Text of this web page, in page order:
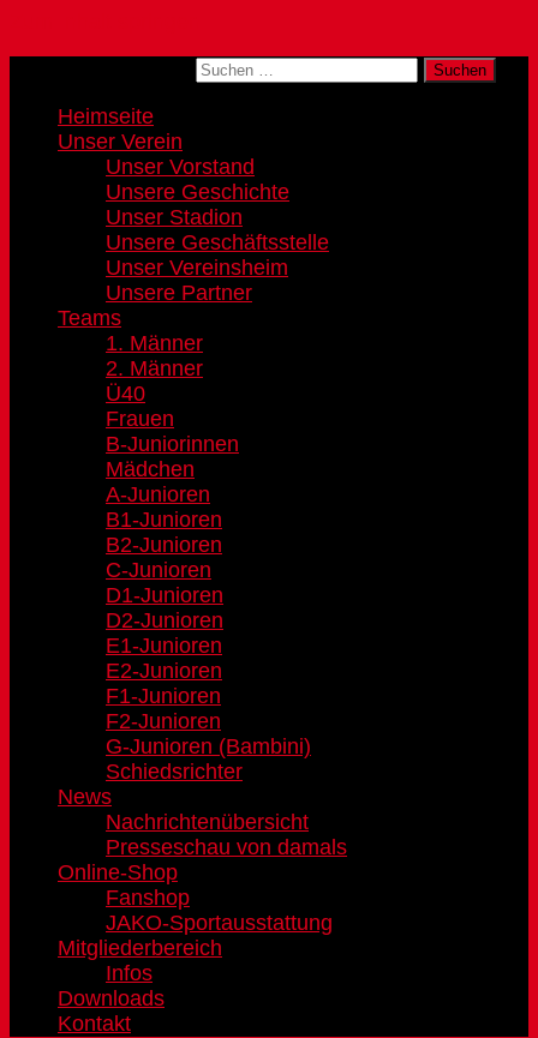
Heimseite
Unser Verein
Unser Vorstand
Unsere Geschichte
Unser Stadion
Unsere Geschäftsstelle
Unser Vereinsheim
Unsere Partner
Teams
1. Männer
2. Männer
Ü40
Frauen
B-Juniorinnen
Mädchen
A-Junioren
B1-Junioren
B2-Junioren
C-Junioren
D1-Junioren
D2-Junioren
E1-Junioren
E2-Junioren
F1-Junioren
F2-Junioren
G-Junioren (Bambini)
Schiedsrichter
News
Nachrichtenübersicht
Presseschau von damals
Online-Shop
Fanshop
JAKO-Sportausstattung
Mitgliederbereich
Infos
Downloads
Kontakt